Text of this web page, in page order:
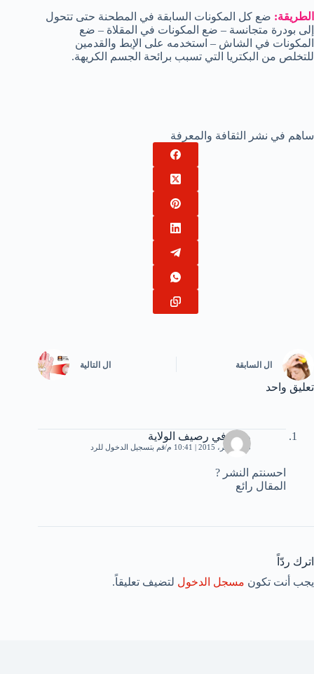
الطريقة: ضع كل المكونات السابقة في المطحنة حتى تتحول
إلى بودرة متجانسة – ضع المكونات في المقلاة – ضع
المكونات في الشاش – استخدمه على الإبط والقدمين
للتخلص من البكتريا التي تسبب برائحة الجسم الكريهة.
ساهم في نشر الثقافة والمعرفة
ال السابقة ال التالية
تعليق واحد
وردة في رصيف الولاية
15 نوفمبر، 2015 | 10:41 م قم بتسجيل الدخول للرد
احسنتم النشر ?
المقال رائع
اترك ردّاً
يجب أنت تكون مسجل الدخول لتضيف تعليقاً.